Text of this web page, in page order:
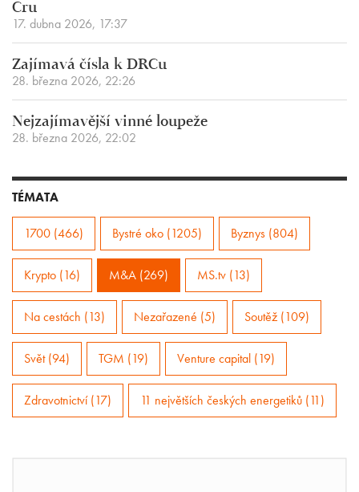
Cru
17. dubna 2026, 17:37
Zajímavá čísla k DRCu
28. března 2026, 22:26
Nejzajímavější vinné loupeže
28. března 2026, 22:02
TÉMATA
1700 (466) Bystré oko (1205) Byznys (804)
Krypto (16) M&A (269) MS.tv (13)
Na cestách (13) Nezařazené (5) Soutěž (109)
Svět (94) TGM (19) Venture capital (19)
Zdravotnictví (17) 11 největších českých energetiků (11)